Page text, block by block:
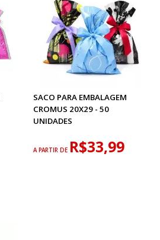
SACO PARA EMBALAGEM
CROMUS 20X29 - 50
UNIDADES
A PARTIR DE R$33,99